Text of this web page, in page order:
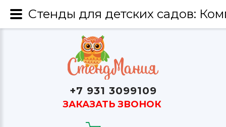
+7 931 3099109
ЗАКАЗАТЬ ЗВОНОК